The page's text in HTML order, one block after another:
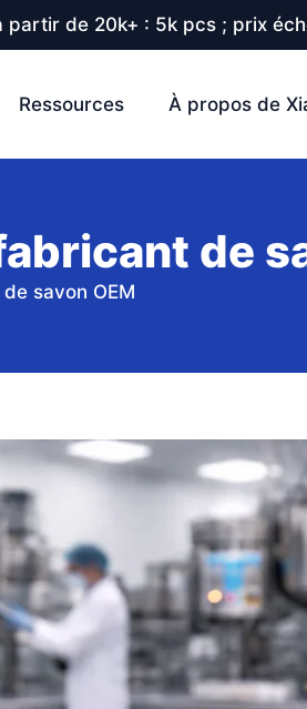
de 20k+ : 5k pcs ; prix
Ressources À propos de
de
savon OEM